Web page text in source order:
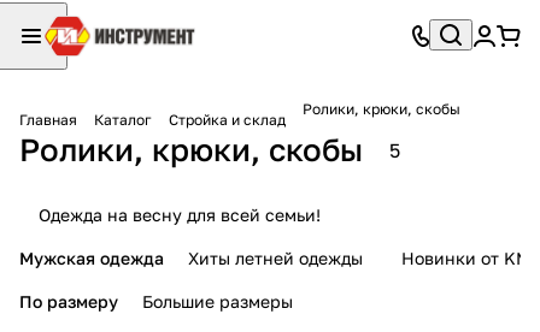
Главная Каталог Стройка и склад
Ролики, крюки, скобы
Ролики, крюки, скобы 5
Одежда на весну для всей семьи!
Мужская одежда Хиты летней одежды Новинки от KMI
По размеру Большие размеры